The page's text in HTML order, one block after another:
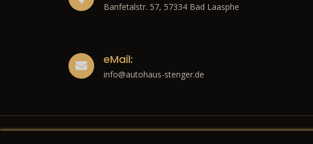
Banfetalstr. 57, 57334 Bad Laasphe
eMail:
info@autohaus-stenger.de